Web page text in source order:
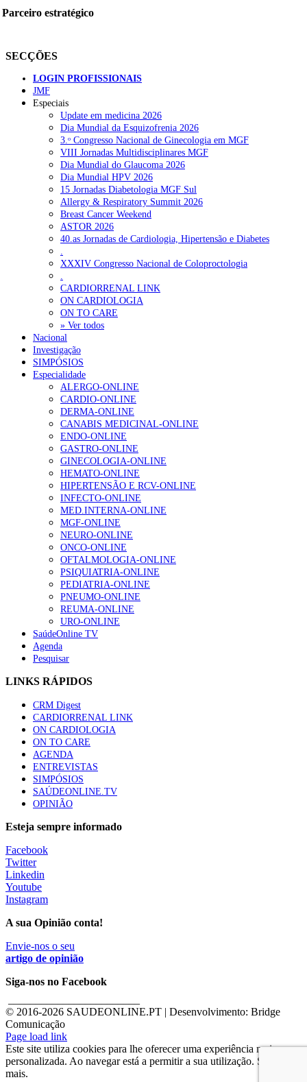
Parceiro estratégico
SECÇÕES
LOGIN PROFISSIONAIS
JMF
Especiais
Update em medicina 2026
Dia Mundial da Esquizofrenia 2026
3.ᵒ Congresso Nacional de Ginecologia em MGF
VIII Jornadas Multidisciplinares MGF
Dia Mundial do Glaucoma 2026
Dia Mundial HPV 2026
15 Jornadas Diabetologia MGF Sul
Allergy & Respiratory Summit 2026
Breast Cancer Weekend
ASTOR 2026
40.as Jornadas de Cardiologia, Hipertensão e Diabetes
XXXIV Congresso Nacional de Coloproctologia
CARDIORRENAL LINK
ON CARDIOLOGIA
ON TO CARE
» Ver todos
Nacional
Investigação
SIMPÓSIOS
Especialidade
ALERGO-ONLINE
CARDIO-ONLINE
DERMA-ONLINE
CANABIS MEDICINAL-ONLINE
ENDO-ONLINE
GASTRO-ONLINE
GINECOLOGIA-ONLINE
HEMATO-ONLINE
HIPERTENSÃO E RCV-ONLINE
INFECTO-ONLINE
MED.INTERNA-ONLINE
MGF-ONLINE
NEURO-ONLINE
ONCO-ONLINE
OFTALMOLOGIA-ONLINE
PSIQUIATRIA-ONLINE
PEDIATRIA-ONLINE
PNEUMO-ONLINE
REUMA-ONLINE
URO-ONLINE
SaúdeOnline TV
Agenda
Pesquisar
LINKS RÁPIDOS
CRM Digest
CARDIORRENAL LINK
ON CARDIOLOGIA
ON TO CARE
AGENDA
ENTREVISTAS
SIMPÓSIOS
SAÚDEONLINE.TV
OPINIÃO
Esteja sempre informado
Facebook
Twitter
Linkedin
Youtube
Instagram
A sua Opinião conta!
Envie-nos o seu
artigo de opinião
Siga-nos no Facebook
© 2016-2026 SAUDEONLINE.PT | Desenvolvimento: Bridge
Comunicação
Page load link
Este site utiliza cookies para lhe oferecer uma experiência mais
personalizada. Ao navegar está a permitir a sua utilização. Saber
mais.